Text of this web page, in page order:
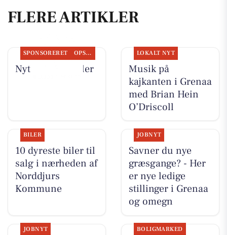
FLERE ARTIKLER
SPONSORERET OPSLAGSTAVLEN
Nyt fra MTH Biler
LOKALT NYT
Musik på
kajkanten i Grenaa
med Brian Hein
O’Driscoll
BILER
10 dyreste biler til
salg i nærheden af
Norddjurs
Kommune
JOBNYT
Savner du nye
græsgange? - Her
er nye ledige
stillinger i Grenaa
og omegn
JOBNYT BOLIGMARKED